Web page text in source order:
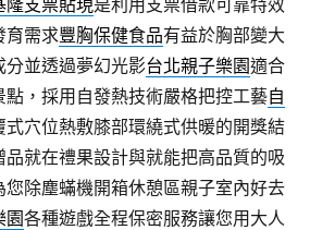
隆支票貼現是利用支票借款可靠特效
育需求豐胸保健食品有益於胸部變大
分並透過夢幻光影台北親子樂園適合
點，採用自發熱技術嚴格把控工藝自
式穴位熱敷膝部環繞式供暖的開獎結
品就在禮果設計與就能把高品質的吸
您除塵蟎機開箱休憩區親子室內好去
園各種遊戲全程保密服務讓您用大人